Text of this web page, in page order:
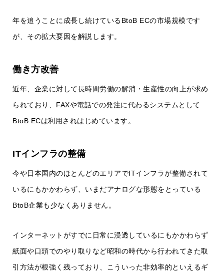
年を追うことに成長し続けているBtoB ECの市場規模です
が、その拡大要因を解説します。
働き方改善
近年、企業に対して長時間労働の解消・生産性の向上が求め
られており、FAXや電話での発注に代わるシステムとして
BtoB ECは利用されはじめています。
ITインフラの整備
今や日本国内のほとんどのエリアでITインフラが整備されて
いるにもかかわらず、いまだアナログな形態をとっている
BtoB企業も少なくありません。
インターネットがすでに日常に浸透しているにもかかわらず
紙面や口頭でのやり取りなど昭和の時代から行われてきた取
引方法が根強く残っており、こういった非効率的といえるギ